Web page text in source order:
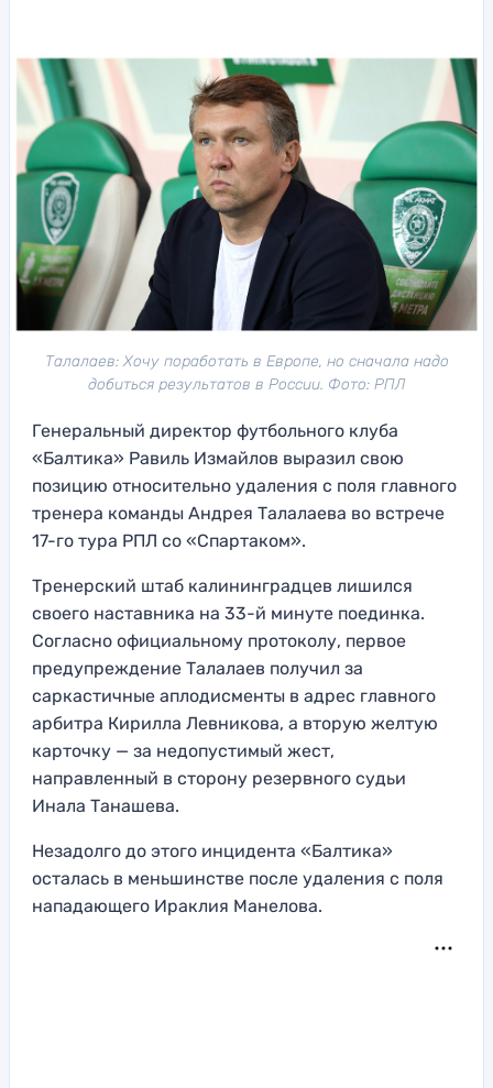
Талалаев: Хочу поработать в Европе, но сначала надо
добиться результатов в России. Фото: РПЛ
Генеральный директор футбольного клуба
«Балтика» Равиль Измайлов выразил свою
позицию относительно удаления с поля главного
тренера команды Андрея Талалаева во встрече
17-го тура РПЛ со «Спартаком».
Тренерский штаб калининградцев лишился
своего наставника на 33-й минуте поединка.
Согласно официальному протоколу, первое
предупреждение Талалаев получил за
саркастичные аплодисменты в адрес главного
арбитра Кирилла Левникова, а вторую желтую
карточку — за недопустимый жест,
направленный в сторону резервного судьи
Инала Танашева.
Незадолго до этого инцидента «Балтика»
осталась в меньшинстве после удаления с поля
нападающего Ираклия Манелова.